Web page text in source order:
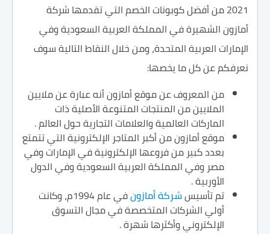
2021 من أفضل كوبونات الخصم التي تقدمها شركة
أمازون الشهيرة في المملكة العربية السعودية وفي
الإمارات العربية المتحدة، ومن خلال النقاط التالية سوف
نعرفكم عن كل ما يخصها:
من المعروف عن موقع أمازون أنه عبارة عن ملايين
الملايين من المنتجات المتنوعة الأصلية ذات
الماركات العالمية والعلامات التجارية حول العالم .
موقع أمازون من أكبر المتاجر الإلكترونية التي تتمتع
بعدد كبير من فروعها الإلكترونية في الإمارات وفي
مصر وفي المملكة العربية السعودية وفي الدول
الأوربية .
تم تأسيسشركة أمازون
في عام 1994م، وكانت
أولي الشركات المتخصصة في مجال التسوق
الإلكتروني وأكثرها شهرة .